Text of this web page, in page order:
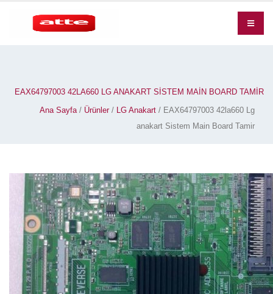
EAX64797003 42LA660 LG ANAKART SISTEM MAIN BOARD TAMIR
Ana Sayfa/ Ürünler/ LG Anakart / EAX64797003 42la660 Lg
anakart Sistem Main Board Tamir